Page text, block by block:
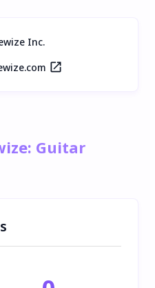
Inc.
Guitar